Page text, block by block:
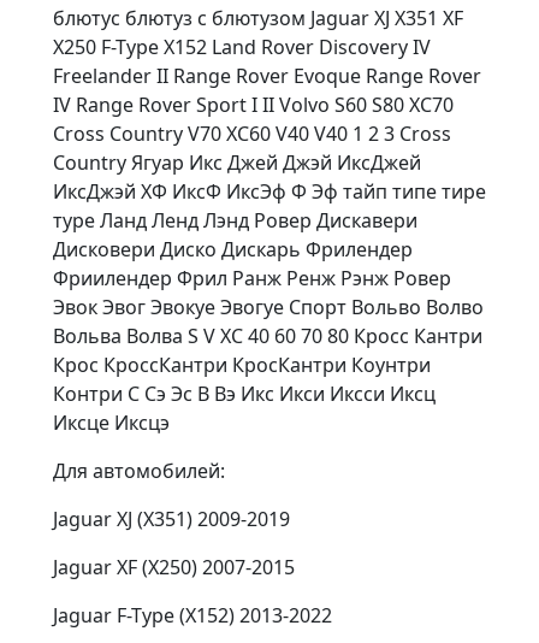
блютус блютуз с блютузом Jaguar XJ X351 XF
X250 F-Type X152 Land Rover Discovery IV
Freelander II Range Rover Evoque Range Rover
IV Range Rover Sport I II Volvo S60 S80 XC70
Cross Country V70 XC60 V40 V40 1 2 3 Cross
Country Ягуар Икс Джей Джэй ИксДжей
ИксДжэй ХФ ИксФ ИксЭф Ф Эф тайп типе тире
туре Ланд Ленд Лэнд Ровер Дискавери
Дисковери Диско Дискарь Фрилендер
Фриилендер Фрил Ранж Ренж Рэнж Ровер
Эвок Эвог Эвокуе Эвогуе Спорт Вольво Волво
Вольва Волва S V XC 40 60 70 80 Кросс Кантри
Крос КроссКантри КросКантри Коунтри
Контри С Сэ Эс В Вэ Икс Икси Иксси Иксц
Иксце Иксцэ
Для aвтoмобилей:
Jaguar XJ (X351) 2009-2019
Jaguar XF (X250) 2007-2015
Jaguar F-Type (X152) 2013-2022